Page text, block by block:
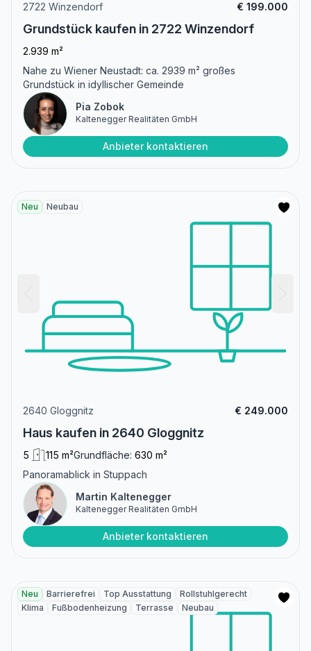
2722 Winzendorf € 199.000
Grundstück kaufen in 2722 Winzendorf
2.939 m²
Nahe zu Wiener Neustadt: ca. 2939 m² großes
Grundstück in idyllischer Gemeinde
Pia Zobok
Kaltenegger Realitäten GmbH
Anbieter kontaktieren
Neu Neubau
2640 Gloggnitz € 249.000
Haus kaufen in 2640 Gloggnitz
5 115 m²Grundfläche: 630 m²
Panoramablick in Stuppach
Martin Kaltenegger
Kaltenegger Realitäten GmbH
Anbieter kontaktieren
Neu Barrierefrei Top Ausstattung
Rollstuhlgerecht
Klima
Fußbodenheizung Terrasse Neubau